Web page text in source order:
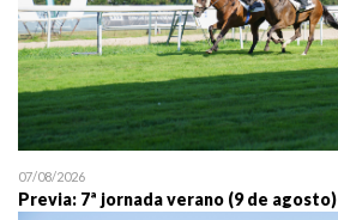
07/08/2026
Previa: 7ª jornada verano (9 de agosto)